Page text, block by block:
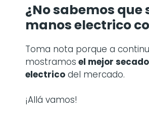
¿No sabemos que
manos electrico
Toma nota porque a
mostramos el mejor
electrico del mercado.
¡Allá vamos!